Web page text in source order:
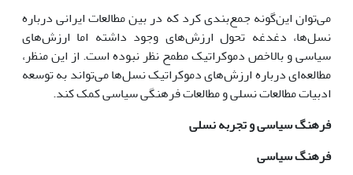
مى‌توان این‌گونه جمع‌بندى کرد که در بین مطالعات ایرانى درباره
نسل‌ها، دغدغه تحول ارزش‌هاى وجود داشته اما ارزش‌هاى
سیاسى و بالاخص دموکراتیک مطمح نظر نبوده است. از این منظر،
مطالعه‌اى درباره ارزش‌هاى دموکراتیک نسل‌ها مى‌تواند به توسعه
ادبیات مطالعات نسلى و مطالعات فرهنگى سیاسى کمک کند.
فرهنگ سیاسى و تجربه نسلى
فرهنگ سیاسى